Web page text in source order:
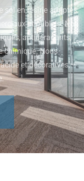
sol en résine adaptés
et publics. Nos
antidérapants,
chimique. Nous
et décoratives,